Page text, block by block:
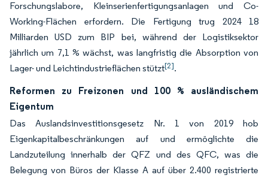
Forschungslabore, Kleinserienfertigungsanlagen und Co-
Working-Flächen erfordern. Die Fertigung trug 2024 18
Milliarden USD zum BIP bei, während der Logistiksektor
jährlich um 7,1 % wächst, was langfristig die Absorption von
Lager- und Leichtindustrieflächen stützt[2].
Reformen zu Freizonen und 100 % ausländischem
Eigentum
Das Auslandsinvestitionsgesetz Nr. 1 von 2019 hob
Eigenkapitalbeschränkungen auf und ermöglichte die
Landzuteilung innerhalb der QFZ und des QFC, was die
Belegung von Büros der Klasse A auf über 2.400 registrierte